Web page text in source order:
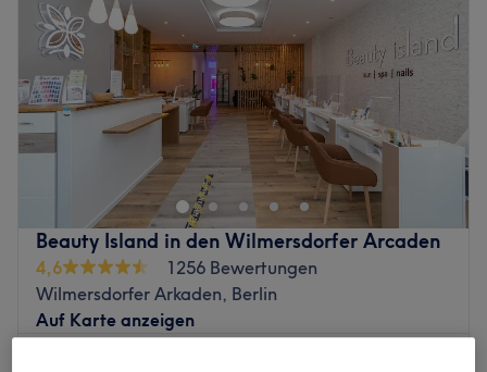
Beauty Island in den Wilmersdorfer Arcaden
4,6
1256 Bewertungen
Wilmersdorfer Arkaden, Berlin
Auf Karte anzeigen